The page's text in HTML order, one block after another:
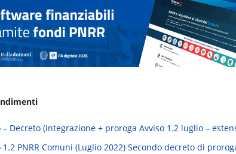
– Decreto (integrazione + proroga Avviso 1.2 luglio –
1.2 PNRR Comuni (Luglio 2022) Secondo decreto di